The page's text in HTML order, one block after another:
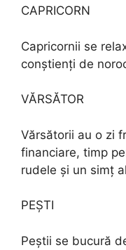
CAPRICORN
Capricornii se
conștienți de
VĂRSĂTOR
Vărsătorii au o zi
financiare, timp
rudele și un simț
PEŞTI
Peștii se bucură